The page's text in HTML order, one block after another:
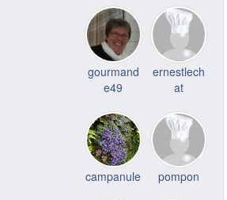
gourmand
e49
ernestlech
at
campanule pompon